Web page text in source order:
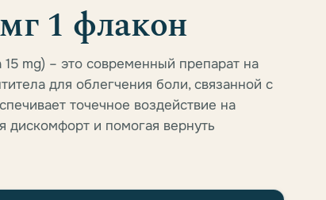
1 флакон
mg) – это современный препарат на
для облегчения боли, связанной с
точечное воздействие на
дискомфорт и помогая вернуть